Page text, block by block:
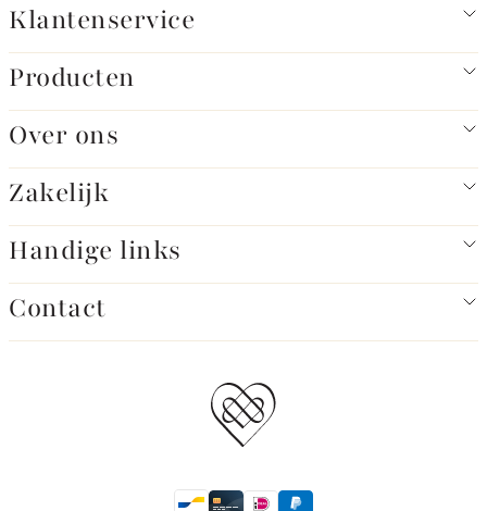
Klantenservice
Producten
Over ons
Zakelijk
Handige links
Contact